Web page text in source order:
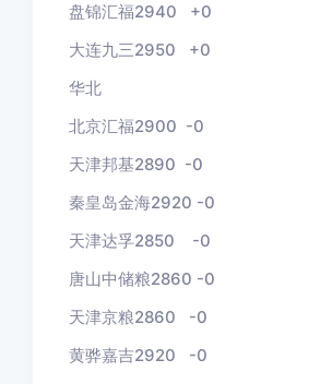
盘锦汇福2940 +0
大连九三2950 +0
华北
北京汇福2900 -0
天津邦基2890 -0
秦皇岛金海2920 -0
天津达孚2850 -0
唐山中储粮2860 -0
天津京粮2860 -0
黄骅嘉吉2920 -0